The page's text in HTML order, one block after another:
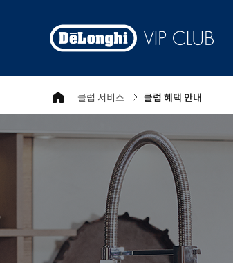
클럽 서비스 클럽 혜택 안내